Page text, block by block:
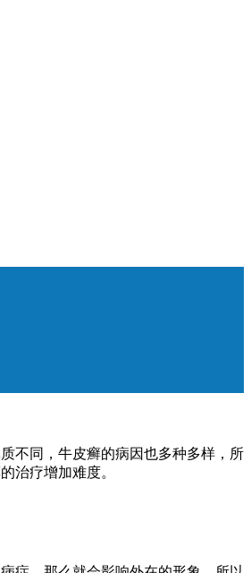
不同，牛皮癣的病因也多种多样，所
治疗增加难度。